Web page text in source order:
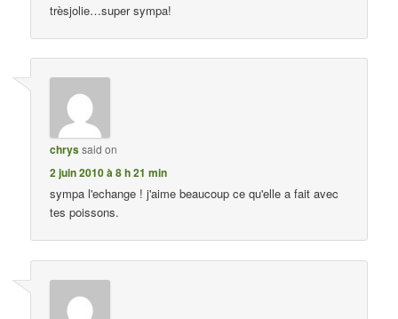
trèsjolie…super sympa!
chryssaid on
2 juin 2010 à 8 h 21 min
sympa l'echange ! j'aime beaucoup ce qu'elle a fait avec
tes poissons.